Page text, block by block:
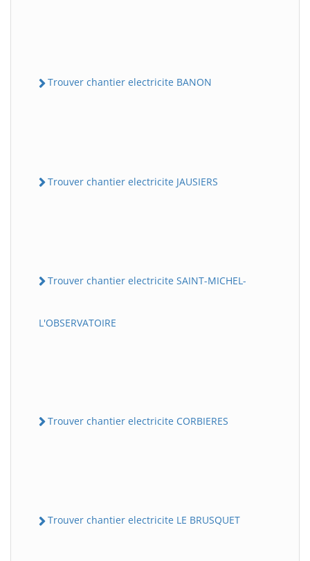
Trouver chantier electricite BANON
Trouver chantier electricite JAUSIERS
Trouver chantier electricite SAINT-MICHEL-
L'OBSERVATOIRE
Trouver chantier electricite CORBIERES
Trouver chantier electricite LE BRUSQUET